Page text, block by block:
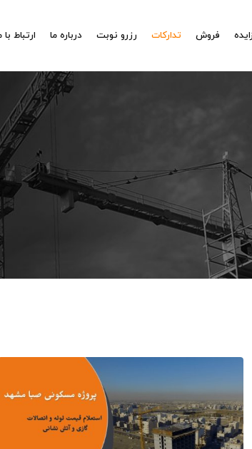
فروش تدارکات رزرو نوبت درباره ما ارتباط با